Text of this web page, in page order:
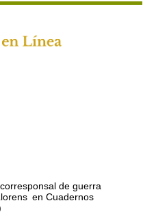
de guerra
en Cuadernos